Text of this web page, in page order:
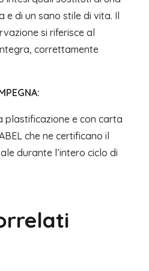
di un sano stile di vita. Il
si riferisce al
correttamente
plastificazione e con carta
che ne certificano il
durante l’intero ciclo di